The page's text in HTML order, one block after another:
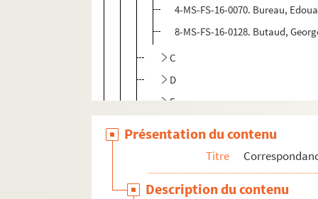
4-MS-FS-16-0070. Bureau,
8-MS-FS-16-0128. Butaud,
C
D
E
I
Présentation du contenu
Titre
Description du contenu